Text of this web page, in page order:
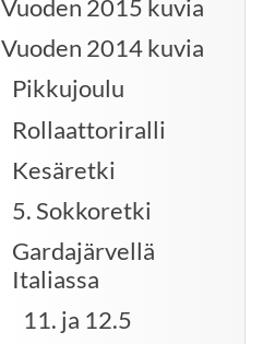
Vuoden 2015 kuvia
Vuoden 2014 kuvia
Pikkujoulu
Rollaattoriralli
Kesäretki
5. Sokkoretki
Gardajärvellä
Italiassa
11. ja 12.5